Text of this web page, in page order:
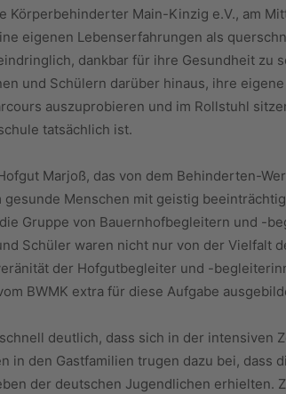
Körperbehinderter Main-Kinzig e.V., am
eigenen Lebenserfahrungen als
dankbar für ihre Gesundheit zu
und Schülern darüber hinaus, ihre
auszuprobieren und im Rollstuhl
tatsächlich ist.
Marjoß, das von dem Behinderten-
Menschen mit geistig
Gruppe von Bauernhofbegleitern und -
Schüler waren nicht nur von der Vielfalt
der Hofgutbegleiter und -
BWMK extra für diese Aufgabe
deutlich, dass sich in der intensiven
in den Gastfamilien trugen dazu bei, dass
der deutschen Jugendlichen erhielten.